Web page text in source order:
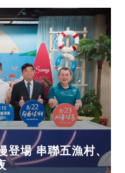
登場 串聯五漁村、